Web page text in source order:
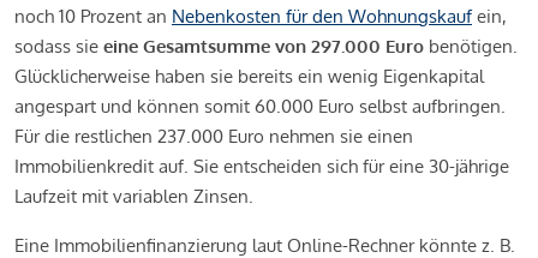
noch 10 Prozent an Nebenkosten für den Wohnungskaufein,
sodass sie eine Gesamtsumme von 297.000 Euro benötigen.
Glücklicherweise haben sie bereits ein wenig Eigenkapital
angespart und können somit 60.000 Euro selbst aufbringen.
Für die restlichen 237.000 Euro nehmen sie einen
Immobilienkredit auf. Sie entscheiden sich für eine 30-jährige
Laufzeit mit variablen Zinsen.
Eine Immobilienfinanzierung laut Online-Rechner könnte z. B.